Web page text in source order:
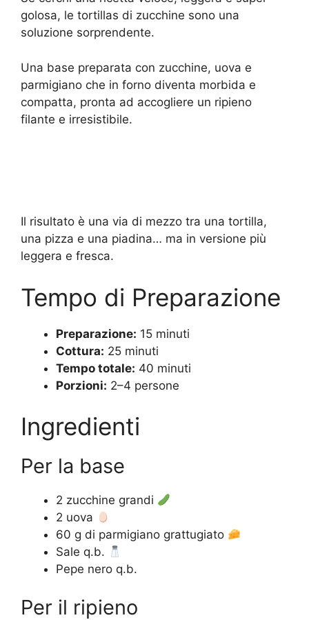
golosa, le tortillas di zucchine sono una
soluzione sorprendente.
Una base preparata con zucchine, uova e
parmigiano che in forno diventa morbida e
compatta, pronta ad accogliere un ripieno
filante e irresistibile.
Il risultato è una via di mezzo tra una tortilla,
una pizza e una piadina… ma in versione più
leggera e fresca.
Tempo di Preparazione
Preparazione: 15 minuti
Cottura: 25 minuti
Tempo totale: 40 minuti
Porzioni: 2–4 persone
Ingredienti
Per la base
2 zucchine grandi
2 uova
60 g di parmigiano grattugiato
Sale q.b.
Pepe nero q.b.
Per il ripieno